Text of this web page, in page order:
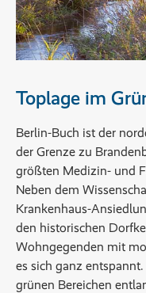
Toplage im
Berlin-Buch ist der
der Grenze zu
größten Medizin- und
Neben dem
Krankenhaus-
den historischen
Wohngegenden mit
es sich ganz
grünen Bereichen